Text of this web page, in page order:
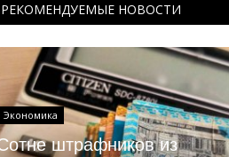
РЕКОМЕНДУЕМЫЕ НОВОСТИ
Экономика
штрафников из